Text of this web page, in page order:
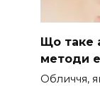
Що таке
методи
Обличчя,